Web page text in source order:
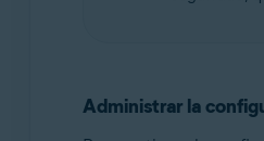
Administrar la